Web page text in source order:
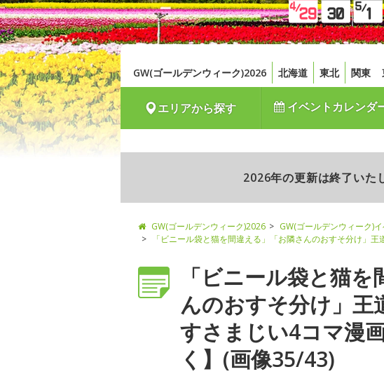
GW(ゴールデンウィーク)2026 北海道 東北 関東
エリアから探す イベントカレンダ
2026年の更新は終了いた
GW(ゴールデンウィーク)2026 GW(ゴールデンウィーク)
「ビニール袋と猫を間違える」「お隣さんのおすそ分け」
「ビニール袋と猫
んのおすそ分け」王
すさまじい4コマ漫
く】(画像35/43)